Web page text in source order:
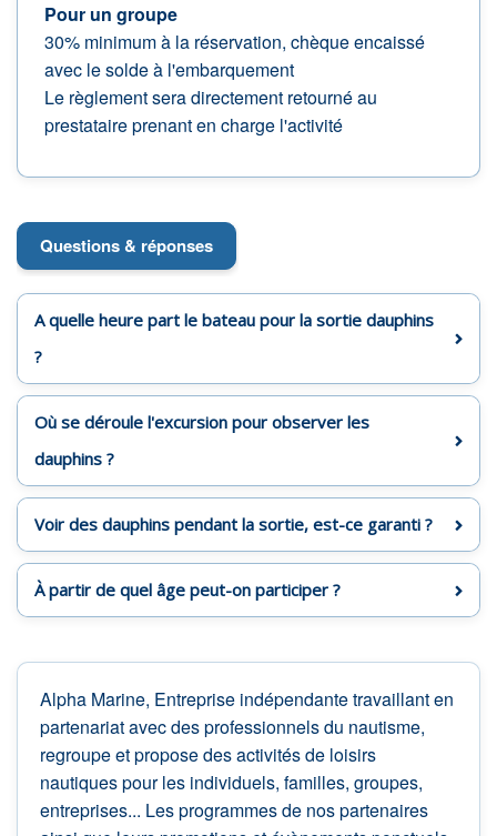
Pour un groupe
30% minimum à la réservation, chèque encaissé
avec le solde à l'embarquement
Le règlement sera directement retourné au
prestataire prenant en charge l'activité
Questions & réponses
A quelle heure part le bateau pour la sortie dauphins
?
Où se déroule l'excursion pour observer les
dauphins ?
Voir des dauphins pendant la sortie, est-ce garanti ?
À partir de quel âge peut-on participer ?
Alpha Marine, Entreprise indépendante travaillant en
partenariat avec des professionnels du nautisme,
regroupe et propose des activités de loisirs
nautiques pour les individuels, familles, groupes,
entreprises... Les programmes de nos partenaires